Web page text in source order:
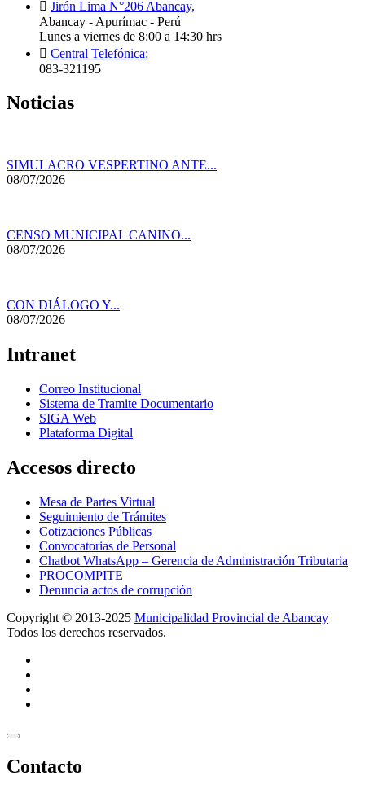
Jirón Lima N°206 Abancay,
Abancay - Apurímac - Perú
Lunes a viernes de 8:00 a 14:30 hrs
Central Telefónica:
083-321195
Noticias
SIMULACRO VESPERTINO ANTE...
08/07/2026
CENSO MUNICIPAL CANINO...
08/07/2026
CON DIÁLOGO Y...
08/07/2026
Intranet
Correo Institucional
Sistema de Tramite Documentario
SIGA Web
Plataforma Digital
Accesos directo
Mesa de Partes Virtual
Seguimiento de Trámites
Cotizaciones Públicas
Convocatorias de Personal
Chatbot WhatsApp – Gerencia de Administración Tributaria
PROCOMPITE
Denuncia actos de corrupción
Copyright © 2013-2025 Municipalidad Provincial de Abancay
Todos los derechos reservados.
Contacto